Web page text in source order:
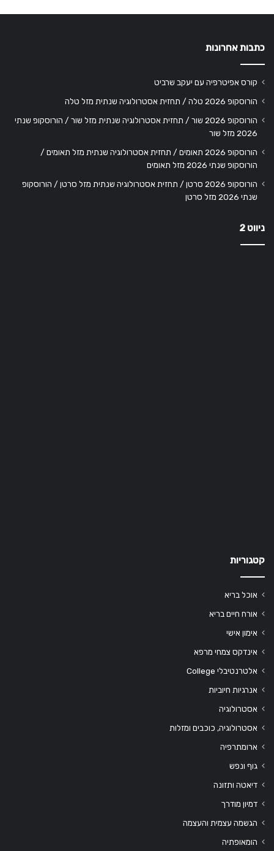
כתבות אחרונות
קורס אפיטרפיה עם יעקב שרביט
הורוסקופ 2026 טלה / תחזית אסטרולוגיה שנתית מזל טלה
הורוסקופ 2026 שור / תחזית אסטרולוגיה שנתית מזל שור / הורוסקופ שנתי
2026 מזל שור
הורוסקופ 2026 תאומים / תחזית אסטרולוגיה שנתית מזל תאומים /
הורוסקופ שנתי 2026 מזל תאומים
הורוסקופ 2026 סרטן / תחזית אסטרולוגיה שנתית מזל סרטן / הורוסקופ
שנתי 2026 מזל סרטן
ניווט 2
קטגוריות
אוכל בריא
אורח חיים בריא
אימון אישי
אינדקס צמחי מרפא
אלטרנטיבלי College
אנרגיות חיוביות
אסטרולוגיה
אסטרולוגיה, כוכבים ומזלות
ארומתרפיה
גוף ונפש
דיאטה ותזונה
דמיון מודרך
הגשמה עצמית והעצמה
הומאופתיה